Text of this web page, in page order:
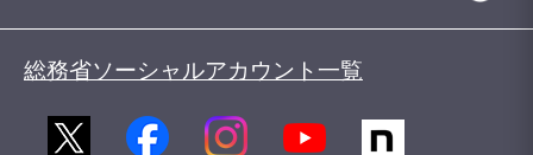
総務省ソーシャルアカウント一覧